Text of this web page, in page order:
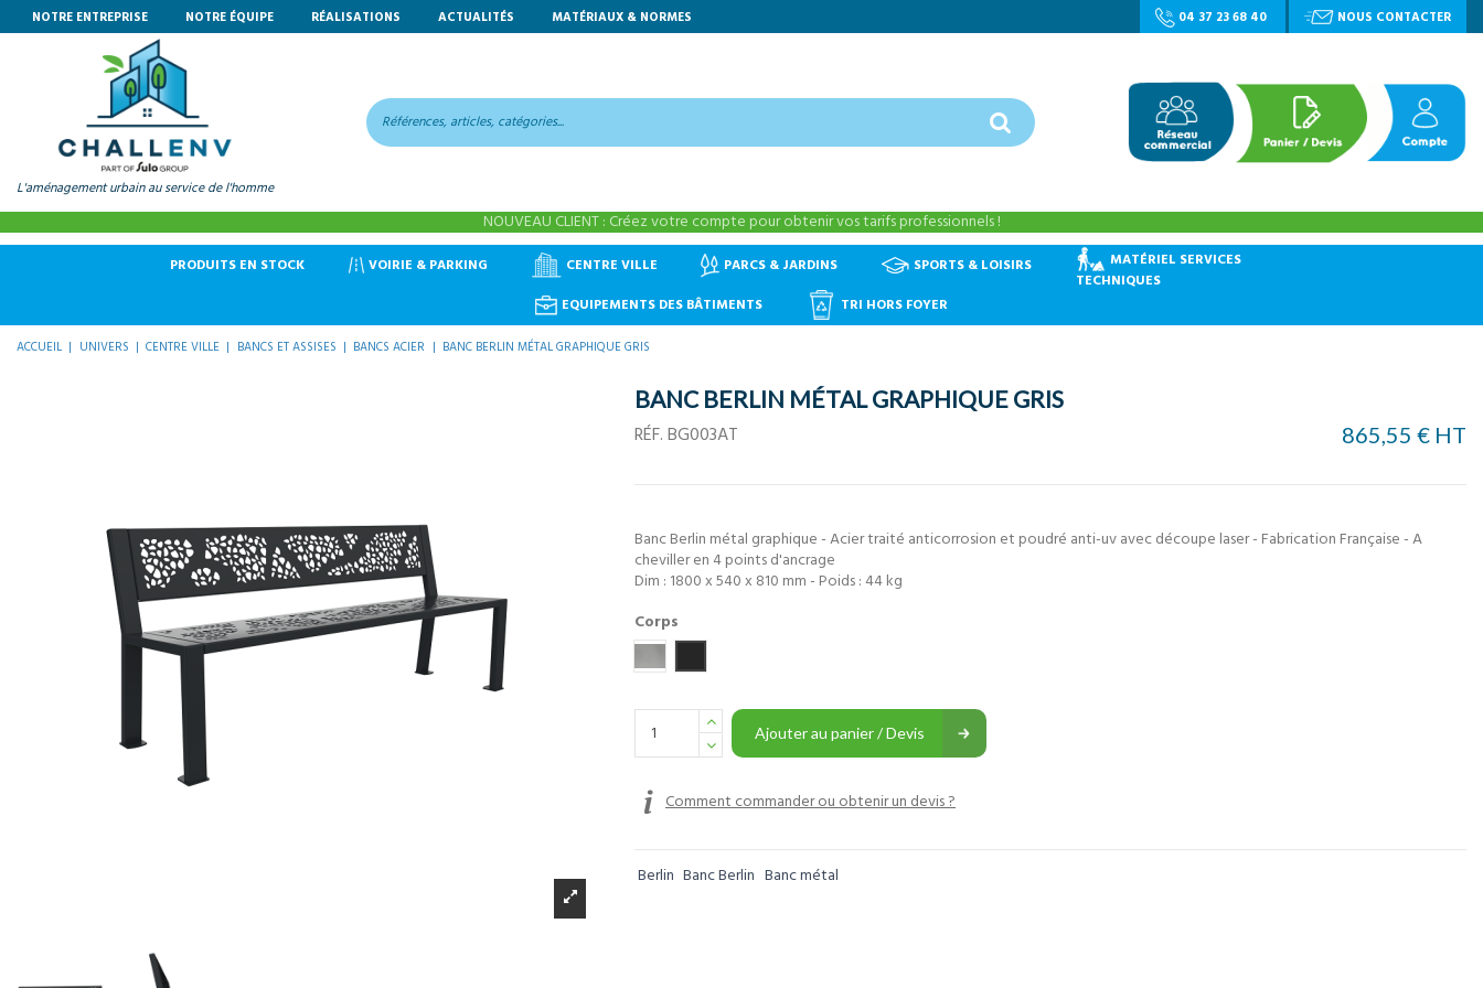
NOTRE ENTREPRISE NOTRE ÉQUIPE RÉALISATIONS ACTUALITÉS MATÉRIAUX & NORMES 04 37 23 68 40 NOUS CONTACTER
L'aménagement urbain au service de l'homme
NOUVEAU CLIENT : Créez votre compte pour obtenir vos tarifs professionnels !
PRODUITS EN STOCK VOIRIE & PARKING CENTRE VILLE PARCS & JARDINS SPORTS & LOISIRS
MATÉRIEL SERVICES
TECHNIQUES
EQUIPEMENTS DES BÂTIMENTS
TRI HORS FOYER
ACCUEIL UNIVERS CENTRE VILLE BANCS ET ASSISES BANCS ACIER BANC BERLIN MÉTAL GRAPHIQUE GRIS
BANC BERLIN MÉTAL GRAPHIQUE GRIS
RÉF. BG003AT 865,55 € HT
Banc Berlin métal graphique - Acier traité anticorrosion et poudré anti-uv avec découpe laser - Fabrication Française - A
cheviller en 4 points d'ancrage
Dim : 1800 x 540 x 810 mm - Poids : 44 kg
Corps
Ajouter au panier / Devis
Comment commander ou obtenir un devis ?
Berlin Banc Berlin Banc métal